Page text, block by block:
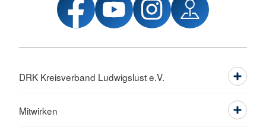
DRK Kreisverband Ludwigslust e.V.
Mitwirken